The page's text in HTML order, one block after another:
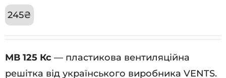
245₴
МВ 125 Кс — пластикова вентиляційна
решітка від українського виробника VENTS.